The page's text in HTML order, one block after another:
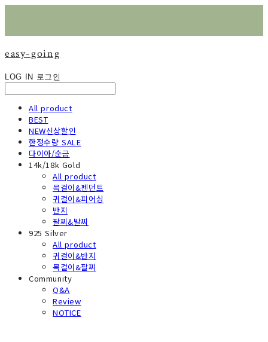
easy-going
LOG IN 로그인
All product
BEST
NEW신상할인
한정수량 SALE
다이아/순금
14k/18k Gold
All product
목걸이&펜던트
귀걸이&피어싱
반지
팔찌&발찌
925 Silver
All product
귀걸이&반지
목걸이&팔찌
Community
Q&A
Review
NOTICE